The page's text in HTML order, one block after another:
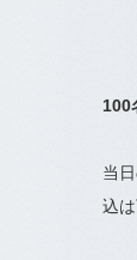
100
当
込は